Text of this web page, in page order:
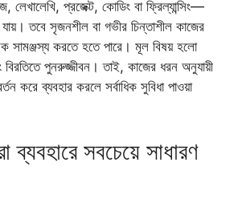
লেখালেখি, প্রজেক্ট, কোডিং বা ফ্রিল্যান্সিং—
তবে সৃজনশীল বা গভীর চিন্তাশীল কাজের
সামঞ্জস্য করতে হতে পারে। মূল বিষয় হলো
বিরতিতে পুনরুজ্জীবন। তাই, কাজের ধরন অনুযায়ী
করে ব্যবহার করলে সর্বাধিক সুবিধা পাওয়া
সবচেয়ে সাধারণ